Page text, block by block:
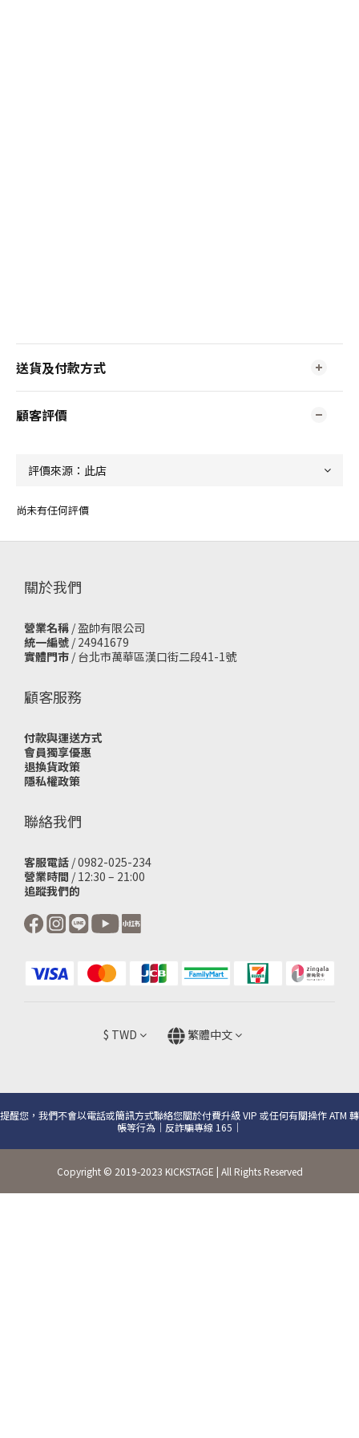
送貨及付款方式
顧客評價
尚未有任何評價
關於我們
營業名稱 / 盈帥有限公司
統一編號 / 24941679
實體門市 / 台北市萬華區漢口街二段41-1號
顧客服務
付款與運送方式
會員獨享優惠
退換貨政策
隱私權政策
聯絡我們
客服電話 / 0982-025-234
營業時間 / 12:30 – 21:00
追蹤我們的
$ TWD 繁體中文
提醒您，我們不會以電話或簡訊方式聯絡您關於付費升級 VIP 或任何有關操作 ATM 轉
帳等行為｜反詐騙專線 165｜
Copyright © 2019-2023 KICKSTAGE | All Rights Reserved